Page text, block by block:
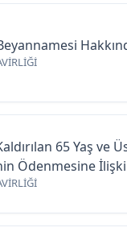
65 Yaş
Ödenmesine